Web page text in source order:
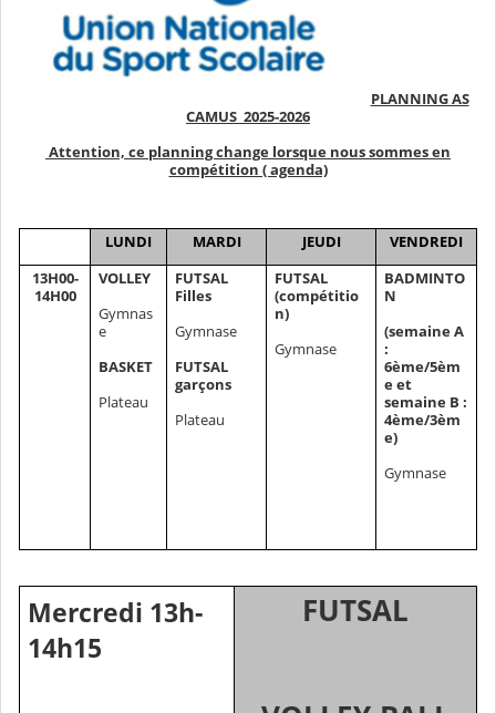
PLANNING AS
CAMUS 2025-2026
Attention, ce planning change lorsque nous sommes en
compétition ( agenda)
LUNDI MARDI JEUDI
VENDREDI
13H00-
14H00
VOLLEY
Gymnas
e
BASKET
Plateau
FUTSAL
Filles
Gymnase
FUTSAL
garçons
Plateau
FUTSAL
(compétitio
n)
Gymnase
BADMINTO
N
(semaine A
:
6ème/5èm
e et
semaine B :
4ème/3èm
e)
Gymnase
Mercredi 13h-
14h15
FUTSAL